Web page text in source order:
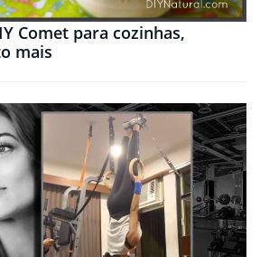
Comet para cozinhas,
mais